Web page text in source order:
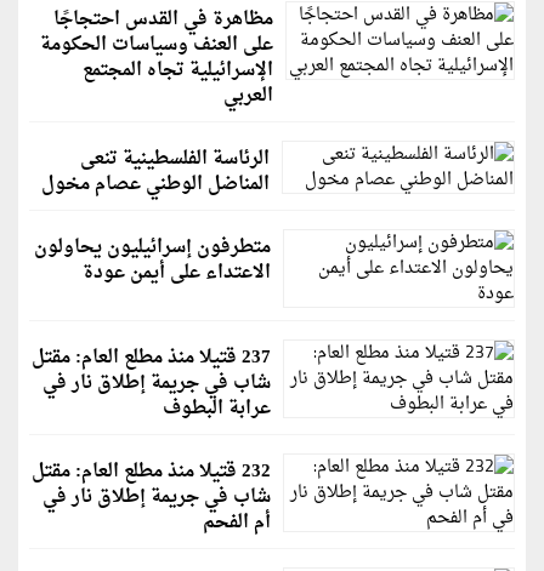
مظاهرة في القدس احتجاجًا
على العنف وسياسات الحكومة
الإسرائيلية تجاه المجتمع
العربي
الرئاسة الفلسطينية تنعى
المناضل الوطني عصام مخول
متطرفون إسرائيليون يحاولون
الاعتداء على أيمن عودة
237 قتيلا منذ مطلع العام: مقتل
شاب في جريمة إطلاق نار في
عرابة البطوف
232 قتيلا منذ مطلع العام: مقتل
شاب في جريمة إطلاق نار في
أم الفحم